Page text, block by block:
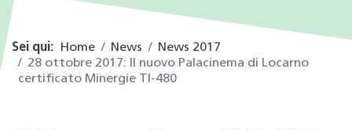
Sei qui: Home News
News 2017
28 ottobre 2017: Il nuovo Palacinema di Locarno
certificato Minergie TI-480